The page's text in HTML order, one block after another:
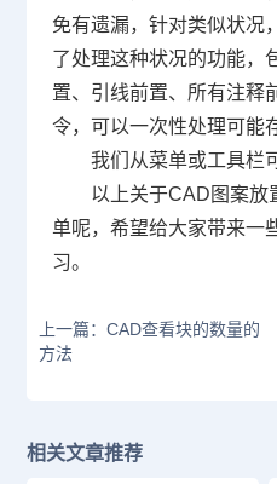
免有遗漏，针对类似状况，
了处理这种状况的功能，
置、引线前置、所有注释
令，可以一次性处理可能
我们从菜单或工具栏
以上关于CAD 图案放
单呢，希望给大家带来一
习。
上一篇：CAD查看块的数量的
方法
相关文章推荐